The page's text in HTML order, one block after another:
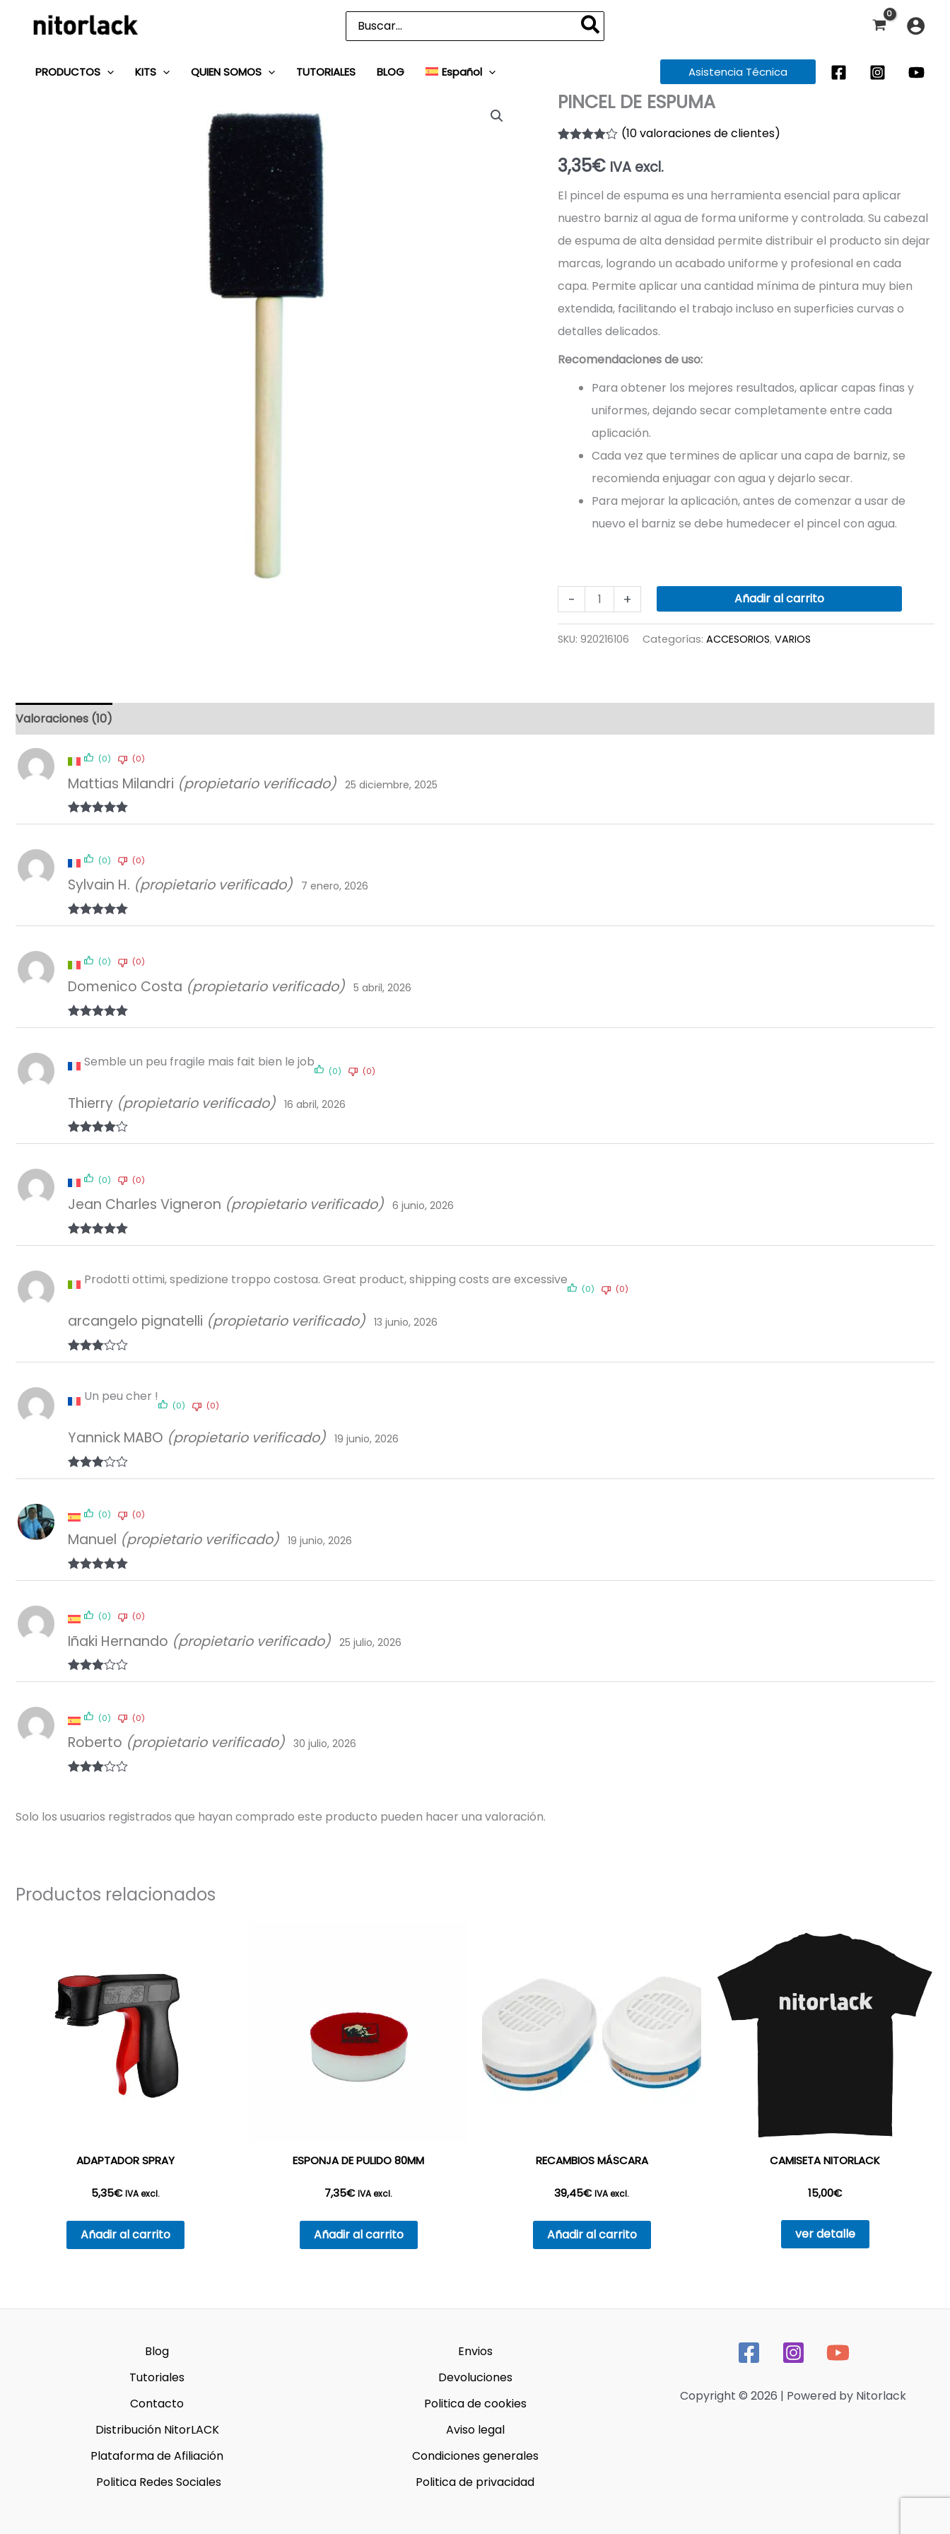
Buscar
por:
PRODUCTOS KITS QUIEN SOMOS TUTORIALES BLOG Español Asistencia Técnica
PINCEL DE ESPUMA
con4.10
de 5 en
valoraciones
clientes
(10valoraciones de clientes)
3,35€ IVA excl.
El pincel de espuma es una herramienta esencial para aplicar
nuestro barniz al agua de forma uniforme y controlada. Su cabezal
de espuma de alta densidad permite distribuir el producto sin dejar
marcas, logrando un acabado uniforme y profesional en cada
capa. Permite aplicar una cantidad mínima de pintura muy bien
extendida, facilitando el trabajo incluso en superficies curvas o
detalles delicados.
Recomendaciones de uso:
Para obtener los mejores resultados, aplicar capas finas y
uniformes, dejando secar completamente entre cada
aplicación.
Cada vez que termines de aplicar una capa de barniz, se
recomienda enjuagar con agua y dejarlo secar.
Para mejorar la aplicación, antes de comenzar a usar de
nuevo el barniz se debe humedecer el pincel con agua.
-
PINCEL
DE
ESPUMA
+ Añadir al carrito
SKU: 920216106 Categorías: ACCESORIOS, VARIOS
Valoraciones (10)
Valorado con
Mattias Milandri (propietario verificado) 25 diciembre, 2025
(0) (0)
Valorado con
Sylvain H. (propietario verificado) 7 enero, 2026
(0) (0)
Valorado con
Domenico Costa (propietario verificado) 5 abril, 2026
(0) (0)
Valorado
Thierry (propietario verificado) 16 abril, 2026
Semble un peu fragile mais fait bien le job
(0) (0)
Valorado con
Jean Charles Vigneron (propietario verificado) 6 junio, 2026
(0) (0)
Valorad
arcangelo pignatelli (propietario verificado) 13 junio, 2026
Prodotti ottimi, spedizione troppo costosa. Great product, shipping costs are excessive
(0) (0)
Valorad
Yannick MABO (propietario verificado) 19 junio, 2026
Un peu cher !
(0) (0)
Valorado con
Manuel (propietario verificado) 19 junio, 2026
(0) (0)
Valorad
Iñaki Hernando (propietario verificado) 25 julio, 2026
(0) (0)
Roberto (propietario verificado) 30 julio, 2026
(0) (0)
Solo los usuarios registrados que hayan comprado este producto pueden hacer una valoración.
Productos relacionados
ADAPTADOR SPRAY
5,35€ IVA excl.
Añadir al carrito
ESPONJA DE PULIDO 80MM
7,35€ IVA excl.
Añadir al carrito
RECAMBIOS MÁSCARA
39,45€ IVA excl.
Añadir al carrito
CAMISETA NITORLACK
15,00€
ver detalle
Este
producto
variantes.
pueden
Blog
Tutoriales
Contacto
Distribución NitorLACK
Plataforma de Afiliación
Politica Redes Sociales
Envios
Devoluciones
Politica de cookies
Aviso legal
Condiciones generales
Politica de privacidad
Copyright © 2026 | Powered by Nitorlack